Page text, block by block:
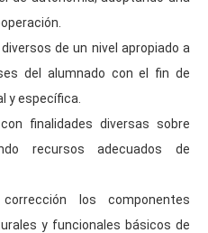
de un nivel apropiado a
del alumnado con el fin de
y específica.
finalidades diversas sobre
recursos adecuados de
los componentes
y funcionales básicos de